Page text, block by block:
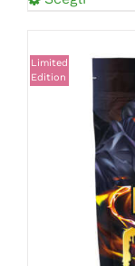
Limited
Edition